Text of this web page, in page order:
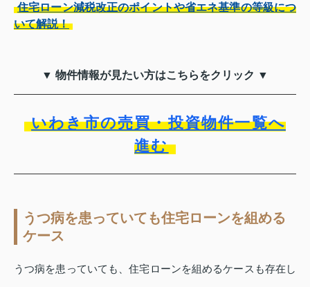
住宅ローン減税改正のポイントや省エネ基準の等級につ
いて解説！
▼ 物件情報が見たい方はこちらをクリック ▼
いわき市の売買・投資物件一覧へ
進む
うつ病を患っていても住宅ローンを組める
ケース
うつ病を患っていても、住宅ローンを組めるケースも存在し